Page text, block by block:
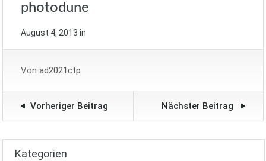
photodune
August 4, 2013 in
Von ad2021ctp
Vorheriger Beitrag Nächster Beitrag
Kategorien